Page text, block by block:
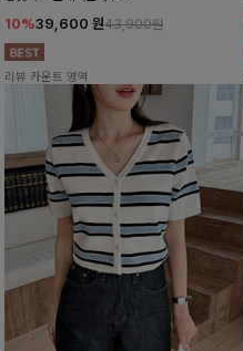
10%39,600 원43,900원
리뷰 카운트 영역